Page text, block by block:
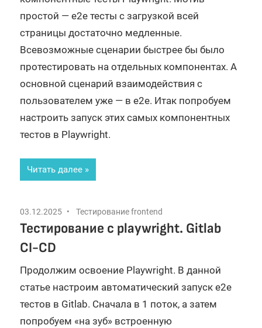
простой — e2e тесты с загрузкой всей
страницы достаточно медленные.
Всевозможные сценарии быстрее бы было
протестировать на отдельных компонентах. А
основной сценарий взаимодействия с
пользователем уже — в e2e. Итак попробуем
настроить запуск этих самых компонентных
тестов в Playwright.
Читать далее
03.12.2025 Тестирование frontend
Тестирование с playwright. Gitlab
CI-CD
Продолжим освоение Playwright. В данной
статье настроим автоматический запуск e2e
тестов в Gitlab. Сначала в 1 поток, а затем
попробуем «на зуб» встроенную